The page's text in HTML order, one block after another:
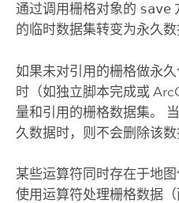
通过调用栅格对象的 save
的临时数据集转变为永久数
如果未对引用的栅格做永
时（如独立脚本完成或
量和引用的栅格数据集。
久数据时，则不会删除该数
某些运算符同时存在于地
使用运算符处理栅格数据